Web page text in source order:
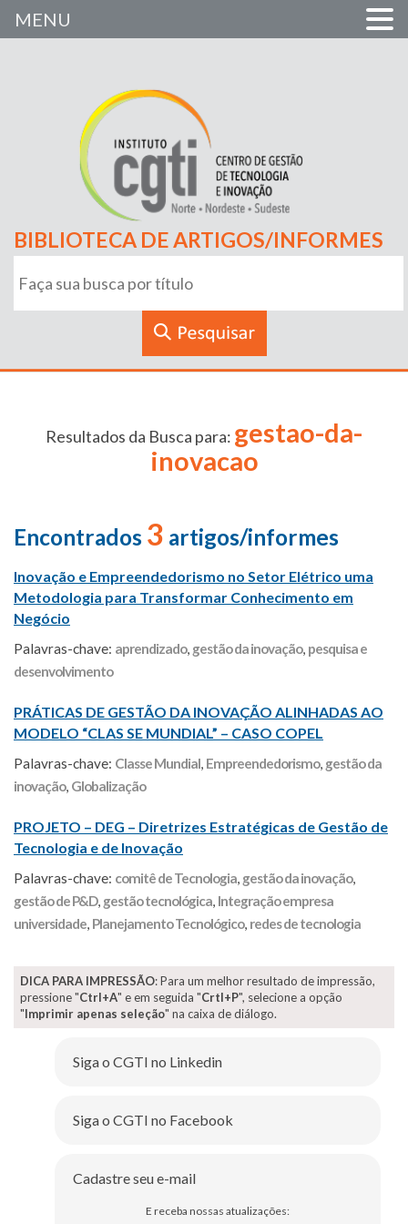
BIBLIOTECA DE ARTIGOS/INFORMES
Resultados da Busca para: gestao-da-
inovacao
Encontrados 3 artigos/informes
Inovação e Empreendedorismo no Setor Elétrico uma
Metodologia para Transformar Conhecimento em
Negócio
Palavras-chave: aprendizado, gestão da inovação, pesquisa e
desenvolvimento
PRÁTICAS DE GESTÃO DA INOVAÇÃO ALINHADAS AO
MODELO “CLAS SE MUNDIAL” – CASO COPEL
Palavras-chave: Classe Mundial, Empreendedorismo, gestão da
inovação, Globalização
PROJETO – DEG – Diretrizes Estratégicas de Gestão de
Tecnologia e de Inovação
Palavras-chave: comitê de Tecnologia, gestão da inovação,
gestão de P&D, gestão tecnológica, Integração empresa
universidade, Planejamento Tecnológico, redes de tecnologia
DICA PARA IMPRESSÃO: Para um melhor resultado de impressão,
pressione "Ctrl+A" e em seguida "Crtl+P", selecione a opção
"Imprimir apenas seleção" na caixa de diálogo.
Siga o CGTI no Linkedin
Siga o CGTI no Facebook
Cadastre seu e-mail
E receba nossas atualizações:
MENU